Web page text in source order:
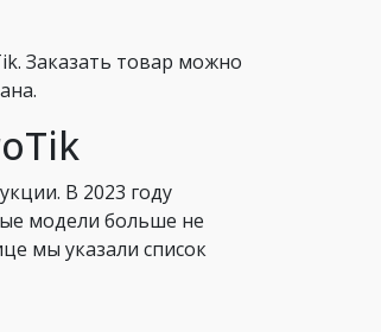
Заказать товар можно
В 2023 году
модели больше не
мы указали список